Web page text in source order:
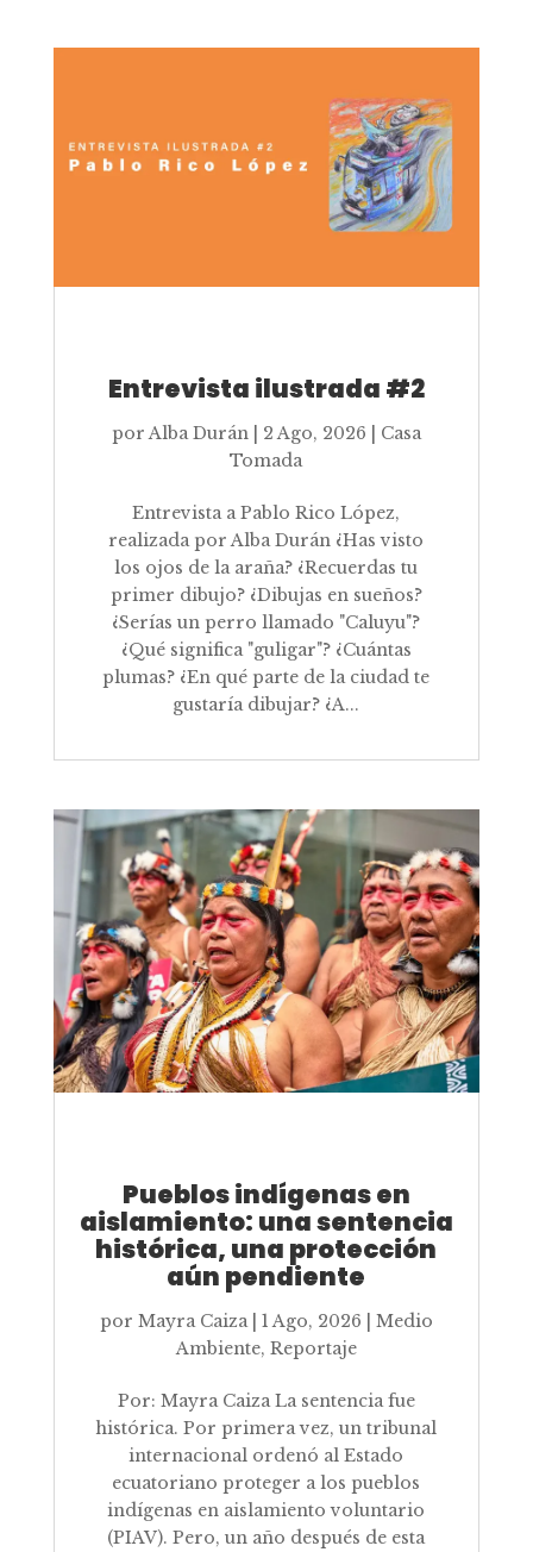
Entrevista ilustrada #2
porAlba Durán| 2 Ago, 2026
Casa
Tomada
Entrevista a Pablo Rico López,
realizada por Alba Durán ¿Has visto
los ojos de la araña? ¿Recuerdas tu
primer dibujo? ¿Dibujas en sueños?
¿Serías un perro llamado "Caluyu"?
¿Qué significa "guligar"? ¿Cuántas
plumas? ¿En qué parte de la ciudad te
gustaría dibujar? ¿A...
Pueblos indígenas en
aislamiento: una sentencia
histórica, una protección
aún pendiente
por Mayra Caiza| 1 Ago, 2026
Medio
Ambiente, Reportaje
Por: Mayra Caiza La sentencia fue
histórica. Por primera vez, un tribunal
internacional ordenó al Estado
ecuatoriano proteger a los pueblos
indígenas en aislamiento voluntario
(PIAV). Pero, un año después de esta